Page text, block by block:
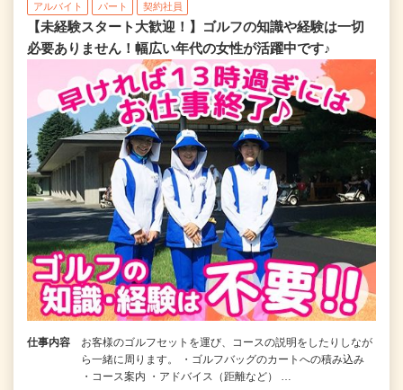
アルバイト パート 契約社員
【未経験スタート大歓迎！】ゴルフの知識や経験は一切
必要ありません！幅広い年代の女性が活躍中です♪
仕事内容
お客様のゴルフセットを運び、コースの説明をしたりしなが
ら一緒に周ります。 ・ゴルフバッグのカートへの積み込み
・コース案内 ・アドバイス（距離など） …